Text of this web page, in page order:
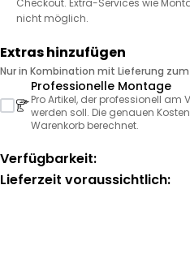
Checkout. Extra-Services wie
nicht möglich.
Extras hinzufügen
Nur in Kombination mit Lieferung
Professionelle Montage
Pro Artikel, der professionell
werden soll. Die genauen
Warenkorb berechnet.
Verfügbarkeit:
Lieferzeit voraussichtlich: